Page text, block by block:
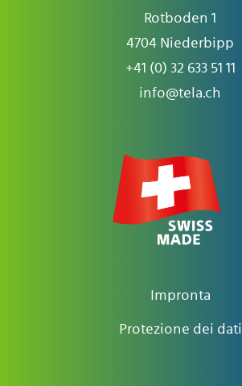
Rotboden 1
4704 Niederbipp
+41 (0) 32 633 51 11
info@tela.ch
Impronta
Protezione dei dati